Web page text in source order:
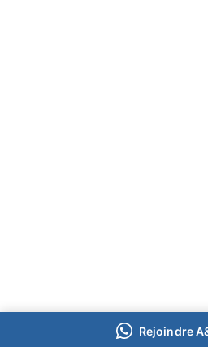
Rejoindre